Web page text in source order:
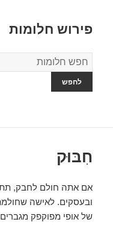
פירוש חלומות
מילון
החלומות
חִבּוּק
אם אתה חולם לחבק,
ובעסקים. לאישה
של אופי מפוקפק